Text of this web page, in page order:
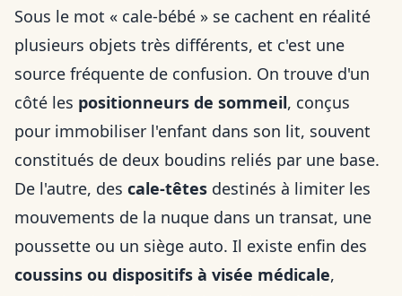
Sous le mot « cale-bébé » se cachent en réalité
plusieurs objets très différents, et c'est une
source fréquente de confusion. On trouve d'un
côté les positionneurs de sommeil, conçus
pour immobiliser l'enfant dans son lit, souvent
constitués de deux boudins reliés par une base.
De l'autre, des cale-têtes destinés à limiter les
mouvements de la nuque dans un transat, une
poussette ou un siège auto. Il existe enfin des
coussins ou dispositifs à visée médicale,